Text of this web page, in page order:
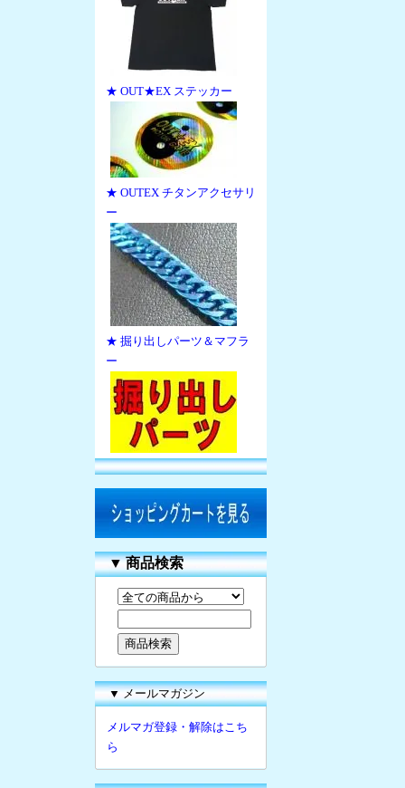
★ OUT★EX ステッカー
★ OUTEX チタンアクセサリ
ー
★ 掘り出しパーツ＆マフラ
ー
▼商品検索
▼ メールマガジン
メルマガ登録・解除はこち
ら